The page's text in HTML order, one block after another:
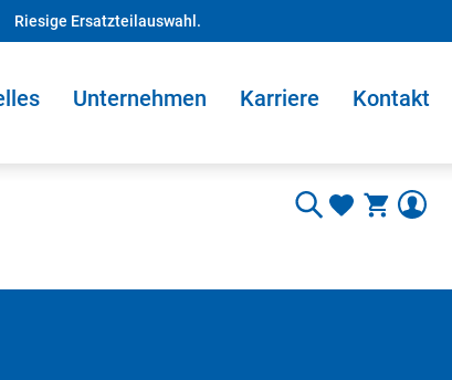
Riesige Ersatzteilauswahl.
Unternehmen Karriere Kontakt